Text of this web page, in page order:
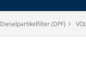
Dieselpartikelfilter (DPF)